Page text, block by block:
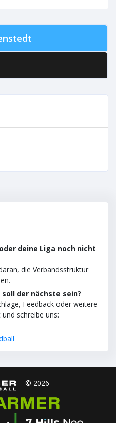
deine Liga noch nicht
die Verbandsstruktur
der nächste sein?
Feedback oder weitere
schreibe uns:
© 2026